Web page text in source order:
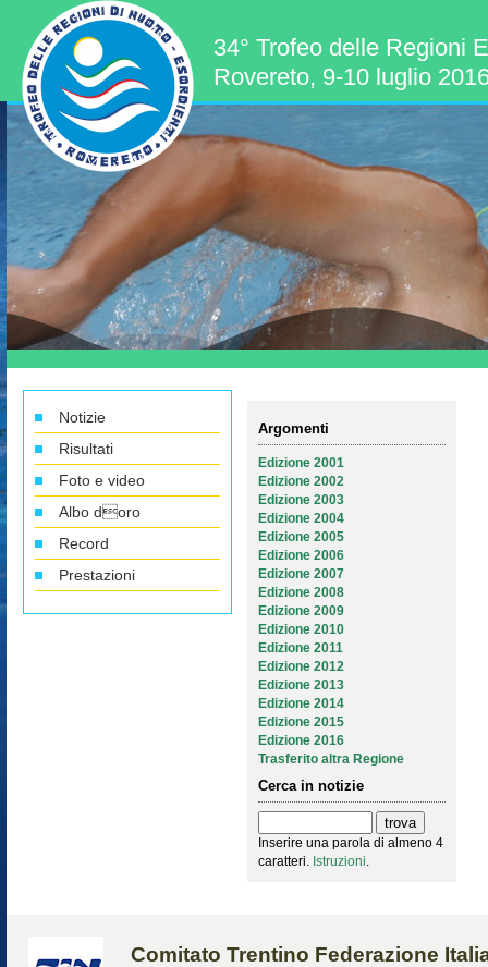
34° Trofeo delle Regioni
Rovereto, 9-10 luglio
Notizie
Risultati
Foto e video
Albo doro
Record
Prestazioni
Argomenti
Edizione 2001
Edizione 2002
Edizione 2003
Edizione 2004
Edizione 2005
Edizione 2006
Edizione 2007
Edizione 2008
Edizione 2009
Edizione 2010
Edizione 2011
Edizione 2012
Edizione 2013
Edizione 2014
Edizione 2015
Edizione 2016
Trasferito altra Regione
Cerca in notizie
Inserire una parola di almeno 4
caratteri. Istruzioni.
Comitato Trentino Federazione